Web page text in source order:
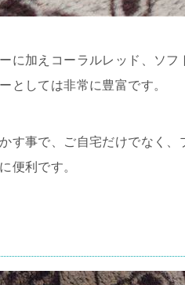
に加えコーラルレッド、ソ
としては非常に豊富です。
す事で、ご自宅だけでなく
便利です。